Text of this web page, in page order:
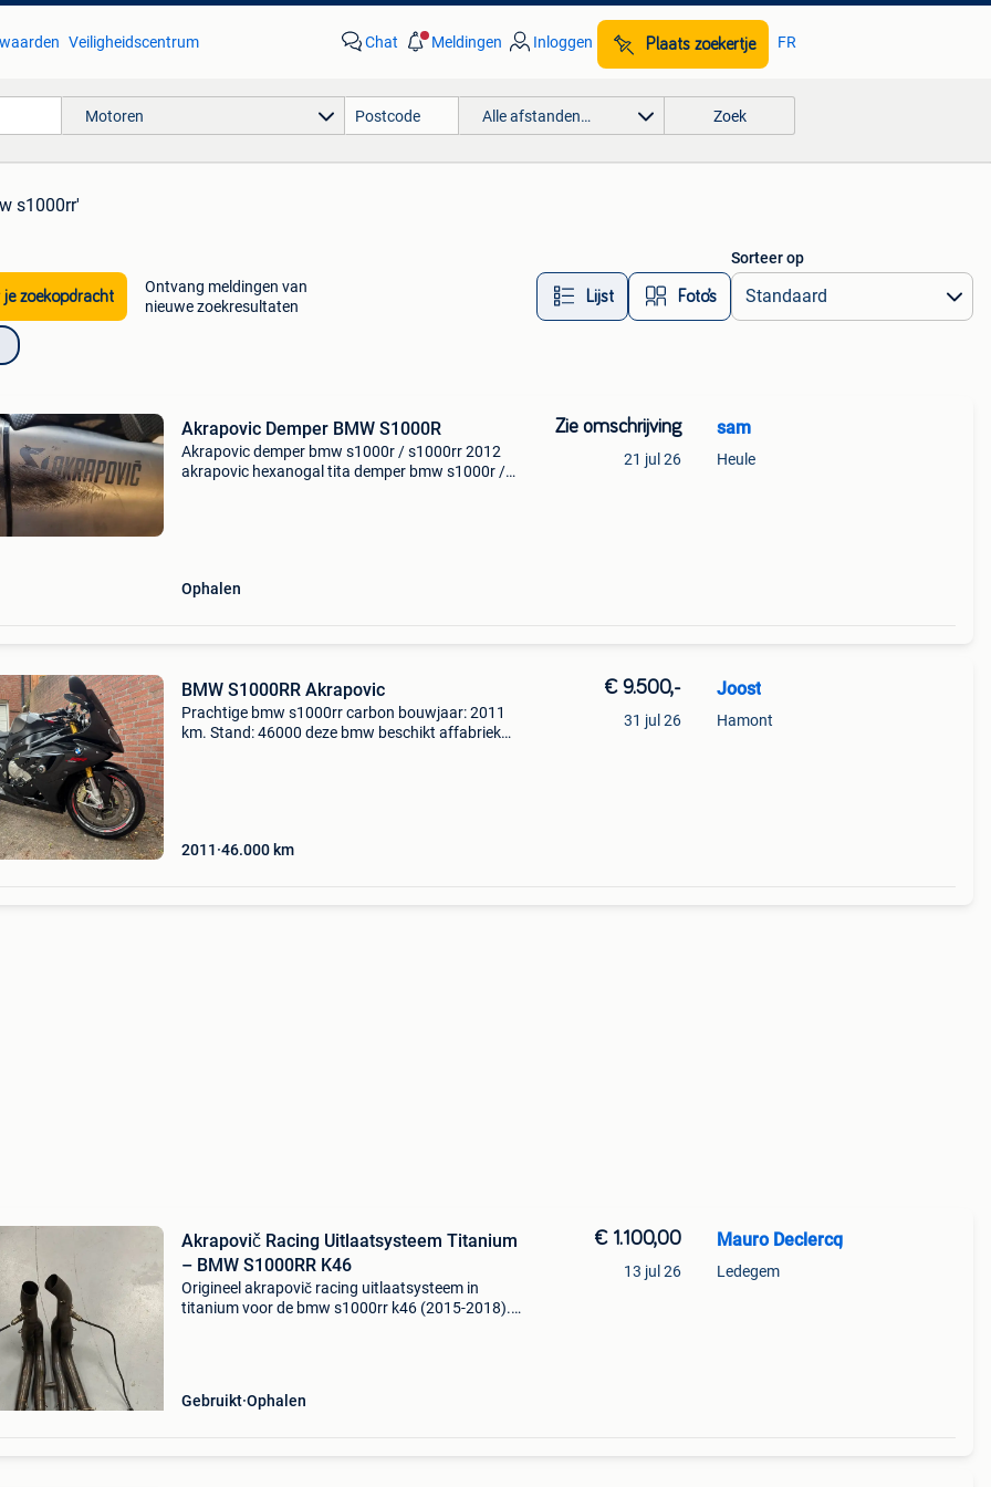
Veiligheidscentrum Chat Meldingen Inloggen Plaats zoekertje FR
Motoren Alle afstanden… Zoek
s1000rr'
je zoekopdracht
Ontvang meldingen van
nieuwe zoekresultaten
Lijst Foto’s
Sorteer op
Akrapovic Demper BMW S1000R
Akrapovic demper bmw s1000r / s1000rr 2012
akrapovic hexanogal tita demper bmw s1000r /
Ophalen
Zie omschrijving
21 jul 26
sam
Heule
BMW S1000RR Akrapovic
Prachtige bmw s1000rr carbon bouwjaar: 2011
km. Stand: 46000 deze bmw beschikt affabriek
2011 46.000 km
€ 9.500,-
31 jul 26
Joost
Hamont
Akrapovič Racing Uitlaatsysteem Titanium
– BMW S1000RR K46
Origineel akrapovič racing uitlaatsysteem in
titanium voor de bmw s1000rr k46 (2015-2018).
Gebruikt Ophalen
€ 1.100,00
13 jul 26
Mauro Declercq
Ledegem